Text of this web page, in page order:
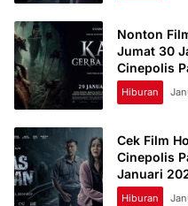
Nonton
Jumat 30
Cinepolis
Hiburan
Cek Film
Cinepolis
Januari
Hiburan